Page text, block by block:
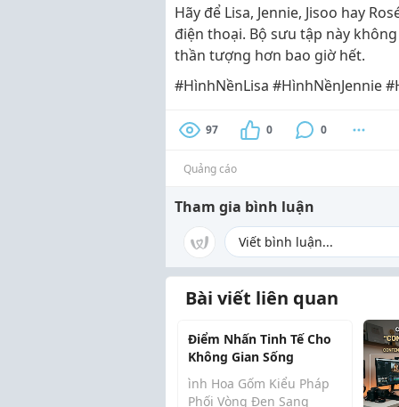
Hãy để Lisa, Jennie, Jisoo hay
điện thoại. Bộ sưu tập này
thần tượng hơn bao giờ hết.
#HìnhNềnLisa #HìnhNềnJennie
97 0 0
Quảng cáo
Tham gia bình luận
Bài viết liên quan
Điểm Nhấn Tinh Tế Cho
Không Gian Sống
ình Hoa Gốm Kiểu Pháp
Phối Vòng Đen Sang